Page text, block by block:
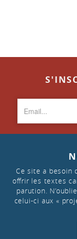
Ce site a besoin
offrir les textes
parution.
celui-ci aux «